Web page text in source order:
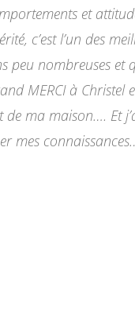
et
c’est l’un des
peu nombreuses et
MERCI à Christel
ma maison…. Et
mes